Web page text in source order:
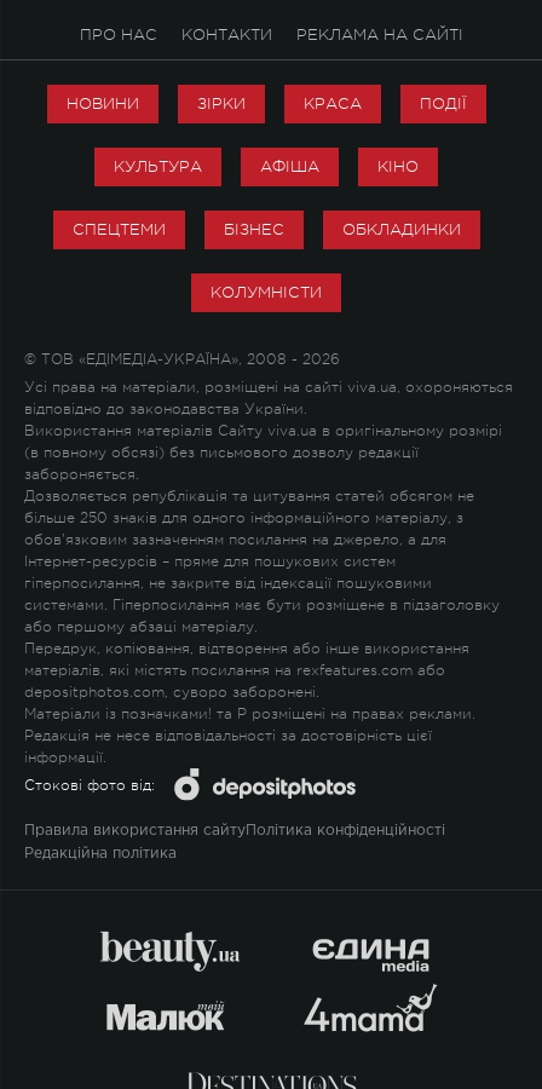
ПРО НАС КОНТАКТИ РЕКЛАМА НА САЙТІ
НОВИНИ ЗІРКИ КРАСА ПОДІЇ
КУЛЬТУРА АФІША КІНО
СПЕЦТЕМИ БІЗНЕС ОБКЛАДИНКИ
КОЛУМНІСТИ
© ТОВ «ЕДІМЕДІА-УКРАЇНА», 2008 - 2026
Усі права на матеріали, розміщені на сайті viva.ua, охороняються
відповідно до законодавства України.
Використання матеріалів Сайту viva.ua в оригінальному розмірі
(в повному обсязі) без письмового дозволу редакції
забороняється.
Дозволяється републікація та цитування статей обсягом не
більше 250 знаків для одного інформаційного матеріалу, з
обов'язковим зазначенням посилання на джерело, а для
Інтернет-ресурсів – пряме для пошукових систем
гіперпосилання, не закрите від індексації пошуковими
системами. Гіперпосилання має бути розміщене в підзаголовку
або першому абзаці матеріалу.
Передрук, копіювання, відтворення або інше використання
матеріалів, які містять посилання на rexfeatures.com або
depositphotos.com, суворо заборонені.
Матеріали із позначками! та P розміщені на правах реклами.
Редакція не несе відповідальності за достовірність цієї
інформації.
Стокові фото від:
Правила використання сайту Політика конфіденційності
Редакційна політика